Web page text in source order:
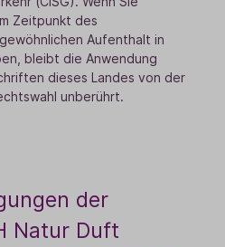
Zeitpunkt des
Aufenthalt in
bleibt die Anwendung
dieses Landes von der
unberührt.
der
Natur Duft